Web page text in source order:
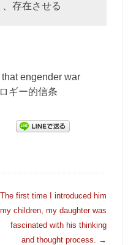
存在させる
engender war
ギー的信条
The first time I introduced him
my children, my daughter was
fascinated with his thinking
and thought process. →